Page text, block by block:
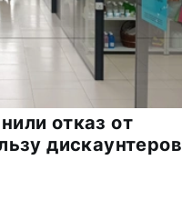
отказ от
дискаунтеров